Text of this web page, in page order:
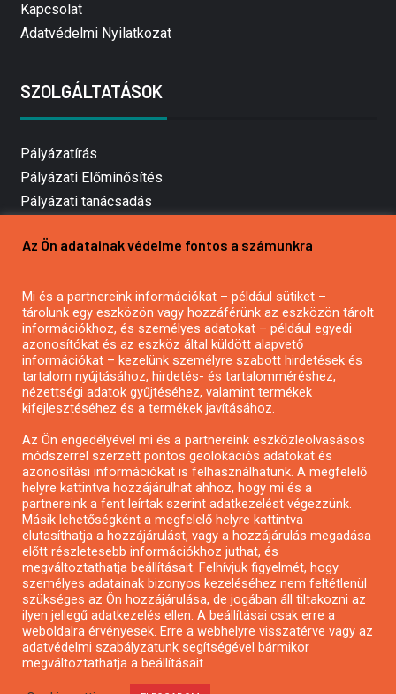
Kapcsolat
Adatvédelmi Nyilatkozat
SZOLGÁLTATÁSOK
Pályázatírás
Pályázati Előminősítés
Pályázati tanácsadás
Mezőgazdasági pályázatírás
Pályázatírás civil szervezeteknek
Pályázatírás önkormányzatoknak
Pályázatfigyelés
Specifikus pályázatfigyelés vagy hírlevél
Pályázatok magánszemélyeknek
Pályázatok civil szervezeteknek
Pályázatok vállalkozásoknak
Önkormányzati pályázatok
Mezőgazdasági pályázatok
Falusi turizmus pályázatok
Napelem pályázatok
GINOP pályázatok
Az Ön adatainak védelme fontos a számunkra
Mi és a partnereink információkat – például sütiket –
tárolunk egy eszközön vagy hozzáférünk az eszközön tárolt
információkhoz, és személyes adatokat – például egyedi
azonosítókat és az eszköz által küldött alapvető
információkat – kezelünk személyre szabott hirdetések és
tartalom nyújtásához, hirdetés- és tartalomméréshez,
nézettségi adatok gyűjtéséhez, valamint termékek
kifejlesztéséhez és a termékek javításához.
Az Ön engedélyével mi és a partnereink eszközleolvasásos
módszerrel szerzett pontos geolokációs adatokat és
azonosítási információkat is felhasználhatunk. A megfelelő
helyre kattintva hozzájárulhat ahhoz, hogy mi és a
partnereink a fent leírtak szerint adatkezelést végezzünk.
Másik lehetőségként a megfelelő helyre kattintva
elutasíthatja a hozzájárulást, vagy a hozzájárulás megadása
előtt részletesebb információkhoz juthat, és
megváltoztathatja beállításait. Felhívjuk figyelmét, hogy
személyes adatainak bizonyos kezeléséhez nem feltétlenül
szükséges az Ön hozzájárulása, de jogában áll tiltakozni az
ilyen jellegű adatkezelés ellen. A beállításai csak erre a
weboldalra érvényesek. Erre a webhelyre visszatérve vagy az
adatvédelmi szabályzatunk segítségével bármikor
megváltoztathatja a beállításait..